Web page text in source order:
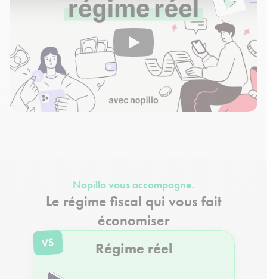
Nopillo vous accompagne.
Le régime fiscal qui vous fait
économiser
Régime réel
VS